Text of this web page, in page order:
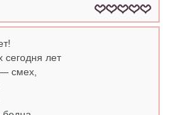
сегодня лет
смех,